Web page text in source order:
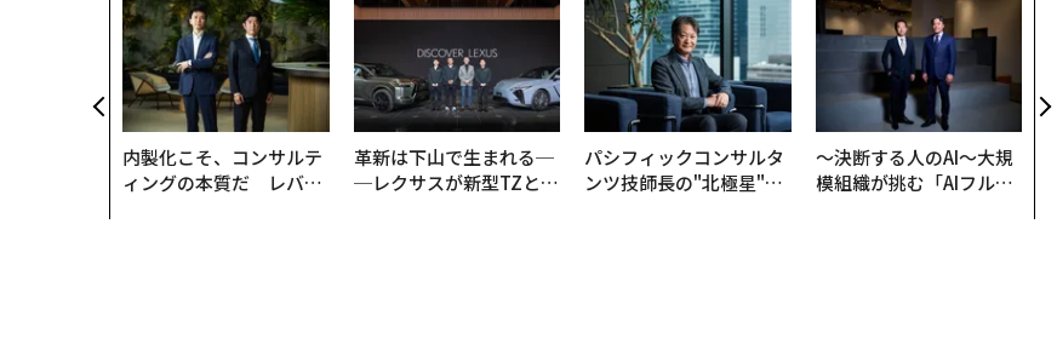
内製化こそ、コンサルテ
ィングの本質だ レバレ
革新は下山で生まれる─
─レクサスが新型TZとE
パシフィックコンサルタ
ンツ技師長の"北極星"。
〜決断する人のAI〜大規
模組織が挑む「AIフル実